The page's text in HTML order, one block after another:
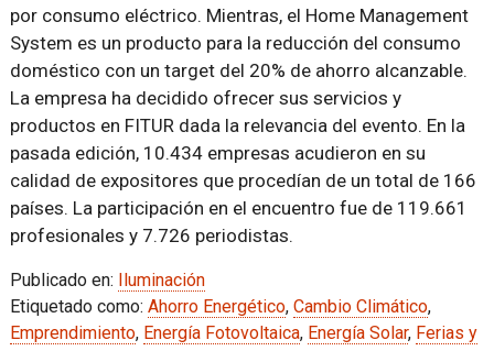
por consumo eléctrico. Mientras, el Home Management
System es un producto para la reducción del consumo
doméstico con un target del 20% de ahorro alcanzable.
La empresa ha decidido ofrecer sus servicios y
productos en FITUR dada la relevancia del evento. En la
pasada edición, 10.434 empresas acudieron en su
calidad de expositores que procedían de un total de 166
países. La participación en el encuentro fue de 119.661
profesionales y 7.726 periodistas.
Publicado en: Iluminación
Etiquetado como: Ahorro Energético, Cambio Climático,
Emprendimiento, Energía Fotovoltaica, Energía Solar, Ferias y